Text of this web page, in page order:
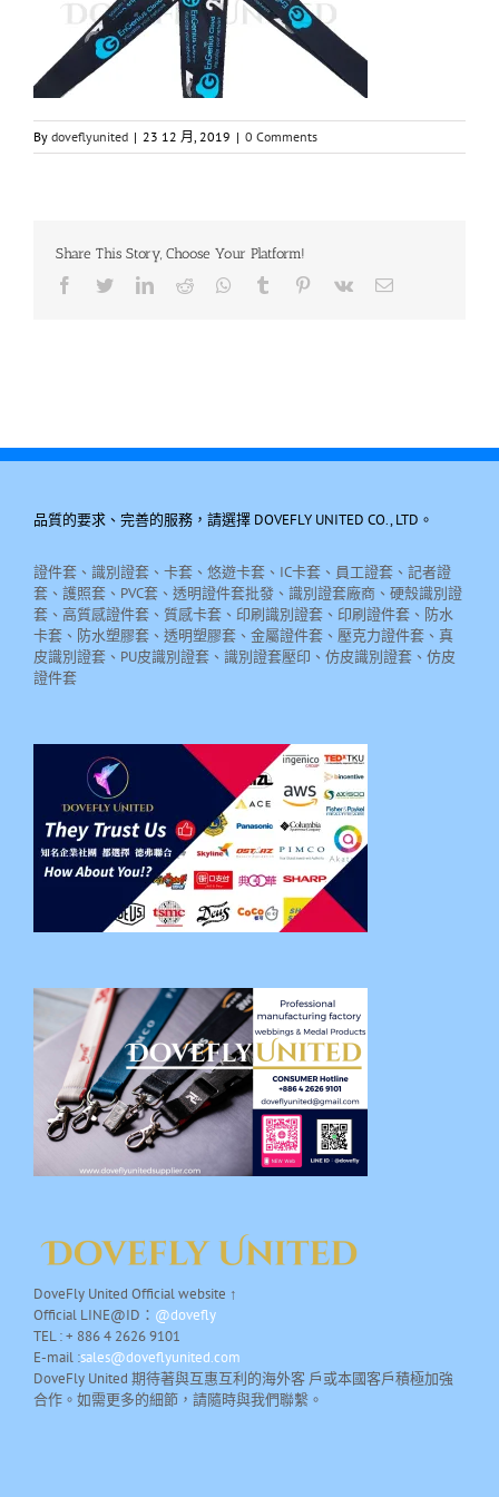
By doveflyunited | 23 12 月, 2019 | 0 Comments
Share This Story, Choose Your Platform!
Facebook
TwitterLinkedIn
Reddit Whatsapp
Tumblr Pinterest
Vk Email
品質的要求、完善的服務，請選擇 DOVEFLY UNITED CO., LTD。
證件套、識別證套、卡套、悠遊卡套、IC卡套、員工證套、記者證
套、護照套、PVC套、透明證件套批發、識別證套廠商、硬殼識別證
套、高質感證件套、質感卡套、印刷識別證套、印刷證件套、防水
卡套、防水塑膠套、透明塑膠套、金屬證件套、壓克力證件套、真
皮識別證套、PU皮識別證套、識別證套壓印、仿皮識別證套、仿皮
證件套
DoveFly United Official website ↑
Official LINE@ID： @dovefly
TEL : + 886 4 2626 9101
E-mail :sales@doveflyunited.com
DoveFly United 期待著與互惠互利的海外客 戶或本國客戶積極加強
合作。如需更多的細節，請隨時與我們聯繫。